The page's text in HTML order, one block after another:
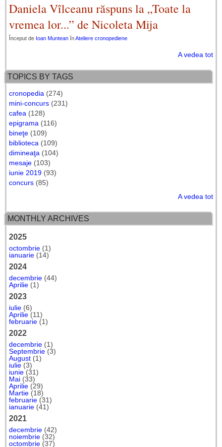
Daniela Vîlceanu răspuns la „Toate la
vremea lor...” de Nicoleta Mija
Început de Ioan Muntean înAteliere cronopediene
A vedea tot
TOPICS BY TAGS
cronopedia (274)
mini-concurs (231)
cafea (128)
epigrama (116)
bineţe (109)
biblioteca (109)
dimineaţa (104)
mesaje (103)
iunie 2019 (93)
concurs (85)
A vedea tot
MONTHLY ARCHIVES
2025
octombrie (1)
ianuarie (14)
2024
decembrie (44)
Aprilie (1)
2023
iulie (6)
Aprilie (11)
februarie (1)
2022
decembrie (1)
Septembrie (3)
August (1)
iulie (3)
iunie (31)
Mai (33)
Aprilie (29)
Martie (18)
februarie (31)
ianuarie (41)
2021
decembrie (42)
noiembrie (32)
octombrie (37)